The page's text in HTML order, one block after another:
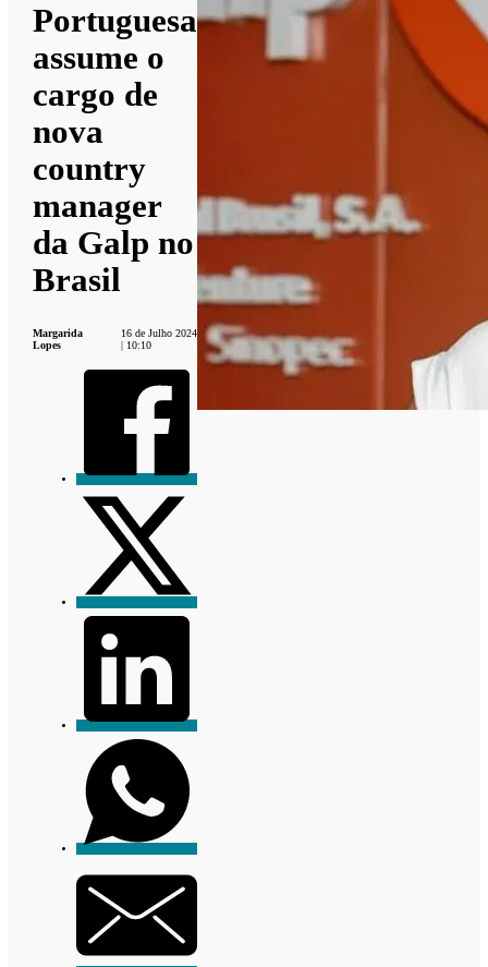
Portuguesa
assume o
cargo de
nova
country
manager
da Galp no
Brasil
Margarida
Lopes
16 de Julho 2024
| 10:10